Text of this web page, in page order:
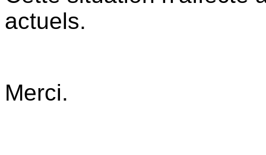
actuels.
Merci.